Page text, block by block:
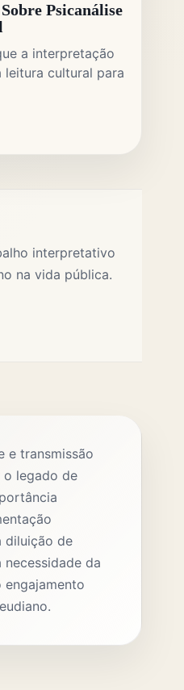
Psicanálise
a interpretação
leitura cultural para
interpretativo
na vida pública.
e transmissão
o legado de
diluição de
da